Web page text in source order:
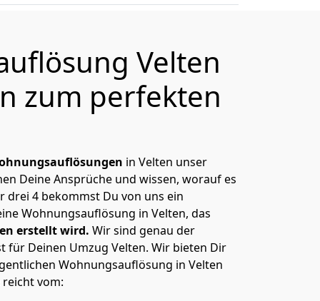
Velten
zum perfekten
in Velten unser
Deine Ansprüche und wissen, worauf es
4 bekommst Du von uns ein
Wohnungsauflösung in Velten, das
erstellt wird. Wir sind genau der
für Deinen Umzug Velten. Wir bieten Dir
Wohnungsauflösung in Velten
vom: